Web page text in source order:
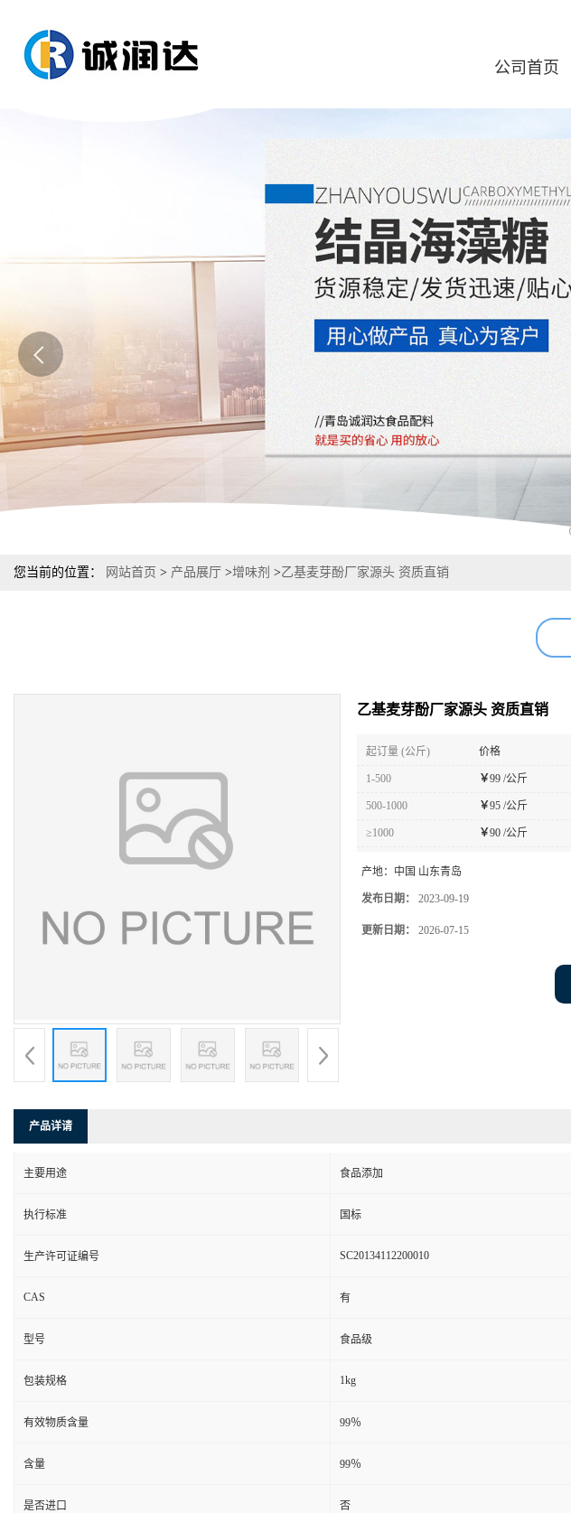
公司首页
您当前的位置： 网站首页 > 产品展厅 >增味剂 >乙基麦芽酚厂家源头 资质直销
乙基麦芽酚厂家源头 资质直销
起订量 (公斤) 价格
1-500 ￥99 /公斤
500-1000 ￥95 /公斤
≥1000 ￥90 /公斤
产地： 中国 山东青岛
发布日期： 2023-09-19
更新日期： 2026-07-15
产品详请
主要用途 食品添加
执行标准 国标
生产许可证编号 SC20134112200010
CAS 有
型号 食品级
包装规格 1kg
有效物质含量 99％
含量 99％
是否进口 否